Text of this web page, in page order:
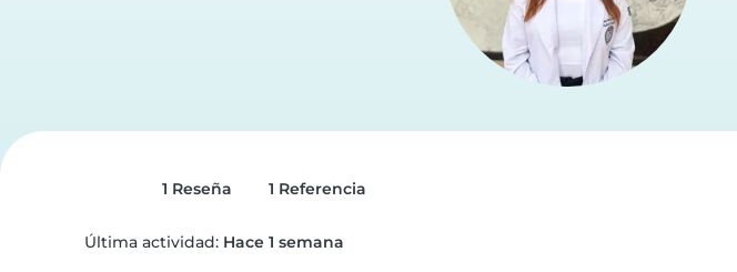
1 Reseña 1 Referencia
Última actividad: Hace 1 semana